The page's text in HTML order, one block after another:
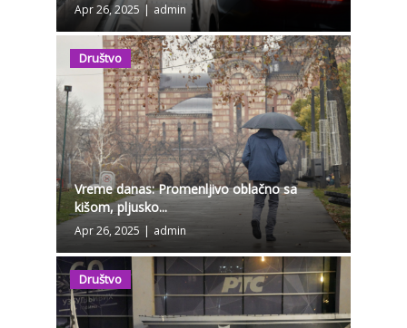
Apr 26, 2025 | admin
Društvo
Vreme danas: Promenljivo oblačno sa
kišom, pljusko...
Apr 26, 2025 | admin
Društvo